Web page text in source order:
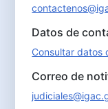
Datos de
Consultar datos
Correo de